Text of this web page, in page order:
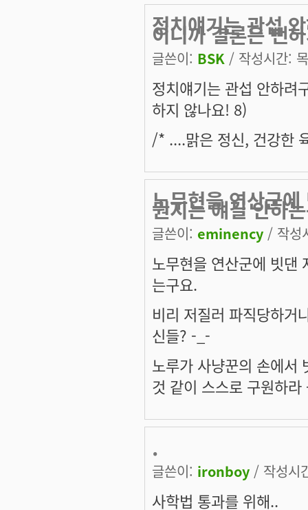
정치얘기는 관섭
이니까 결론은 뻔
글쓴이: BSK / 작성시간:
정치얘기는 관섭 안하려
하지 않나요! 8)
/* ....맑은 정신, 건강한
노무현을 연산군
뭔지는 얘길 안하
글쓴이: eminency / 작성
노무현을 연산군에 빗댄
는구요.
비리 저질러 파직당하거
신들? -_-
노루가 사냥꾼의 손에서
것 같이 스스로 구원하
.
글쓴이: ironboy / 작성시
사학법 통과를 위해..